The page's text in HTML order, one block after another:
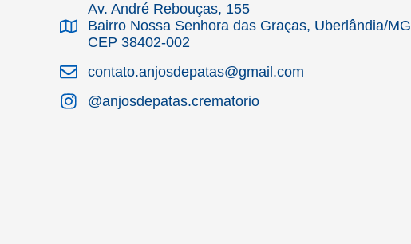
Av. André Rebouças, 155
Bairro Nossa Senhora das Graças, Uberlândia/MG
CEP 38402-002
contato.anjosdepatas@gmail.com
@anjosdepatas.crematorio